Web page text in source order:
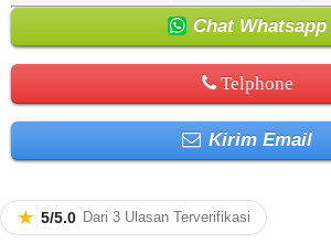
Chat Whatsapp
Telphone
Kirim Email
★ 5/5.0 Dari 3 Ulasan Terverifikasi